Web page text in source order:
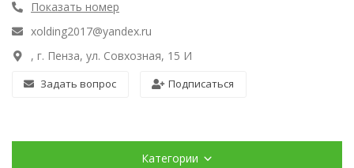
Показать номер
xolding2017@yandex.ru
, г. Пенза, ул. Совхозная, 15 И
Задать вопрос Подписаться
Категории